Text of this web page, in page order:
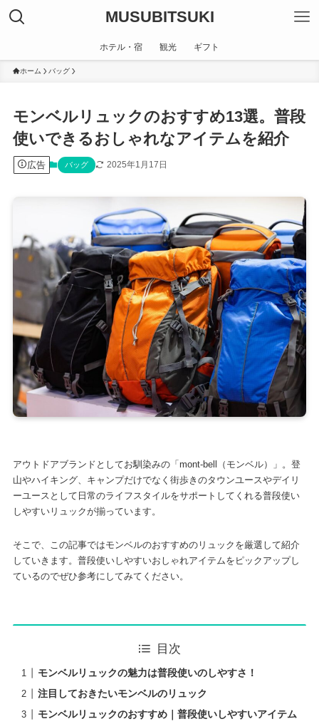
MUSUBITSUKI
ホテル・宿 観光 ギフト
ホーム バッグ
モンベルリュックのおすすめ13選。普段
使いできるおしゃれなアイテムを紹介
広告 バッグ 2025年1月17日
アウトドアブランドとしてお馴染みの「mont-bell（モンベル）」。登
山やハイキング、キャンプだけでなく街歩きのタウンユースやデイリ
ーユースとして日常のライフスタイルをサポートしてくれる普段使い
しやすいリュックが揃っています。
そこで、この記事ではモンベルのおすすめのリュックを厳選して紹介
していきます。普段使いしやすいおしゃれアイテムをピックアップし
ているのでぜひ参考にしてみてください。
目次
モンベルリュックの魅力は普段使いのしやすさ！
注目しておきたいモンベルのリュック
モンベルリュックのおすすめ｜普段使いしやすいアイテム